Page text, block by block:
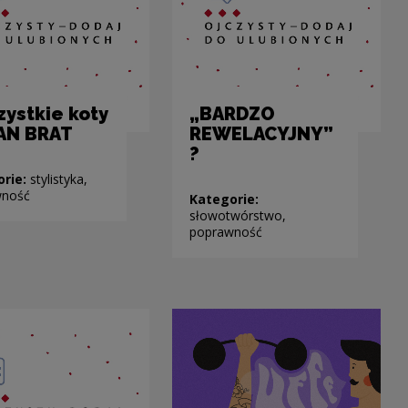
koty
BRAT
stylistyka,
„BARDZO
REWELACYJNY”
?
Kategorie:
słowotwórstwo,
poprawność